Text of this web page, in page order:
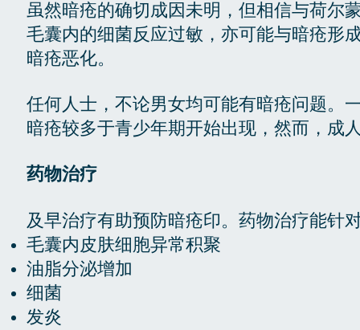
虽然暗疮的确切成因未明，但相信与荷尔
毛囊内的细菌反应过敏，亦可能与暗疮形
暗疮恶化。
任何人士，不论男女均可能有暗疮问题。
暗疮较多于青少年期开始出现，然而，成
药物治疗
及早治疗有助预防暗疮印。药物治疗能针
毛囊内皮肤细胞异常积聚
油脂分泌增加
细菌
发炎